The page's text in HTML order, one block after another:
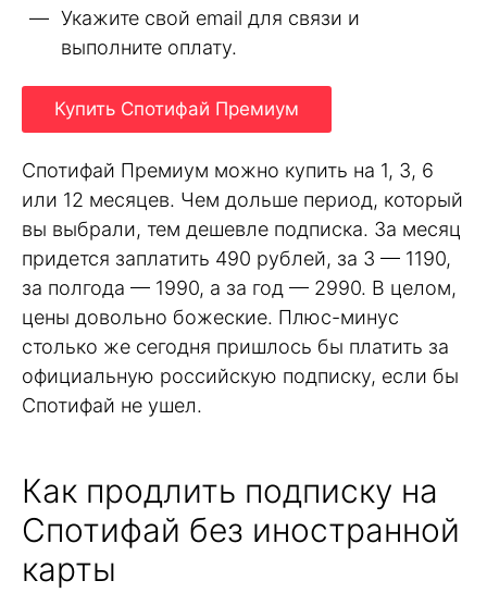
Укажите свой email для связи и
выполните оплату.
Купить Спотифай Премиум
Спотифай Премиум можно купить на 1, 3, 6
или 12 месяцев. Чем дольше период, который
вы выбрали, тем дешевле подписка. За месяц
придется заплатить 490 рублей, за 3 — 1190,
за полгода — 1990, а за год — 2990. В целом,
цены довольно божеские. Плюс-минус
столько же сегодня пришлось бы платить за
официальную российскую подписку, если бы
Спотифай не ушел.
Как продлить подписку на
Спотифай без иностранной
карты